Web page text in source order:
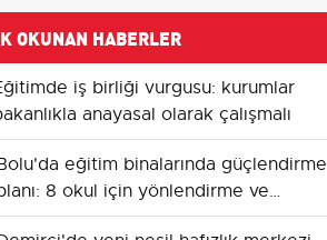
OKUNAN HABERLER
iş birliği vurgusu: kurumlar
anayasal olarak çalışmalı
eğitim binalarında güçlendirme
8 okul için yönlendirme ve